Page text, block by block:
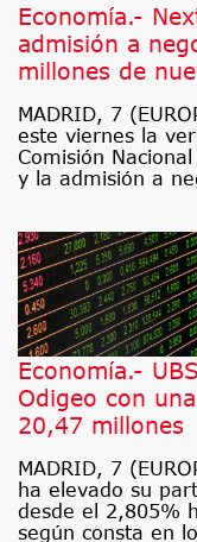
Economía.-
admisión a
millones de
MADRID, 7
este viernes la
Comisión
y la admisión a
Economía.-
Odigeo con
20,47 millones
MADRID, 7
ha elevado su
desde el 2,805%
según consta en